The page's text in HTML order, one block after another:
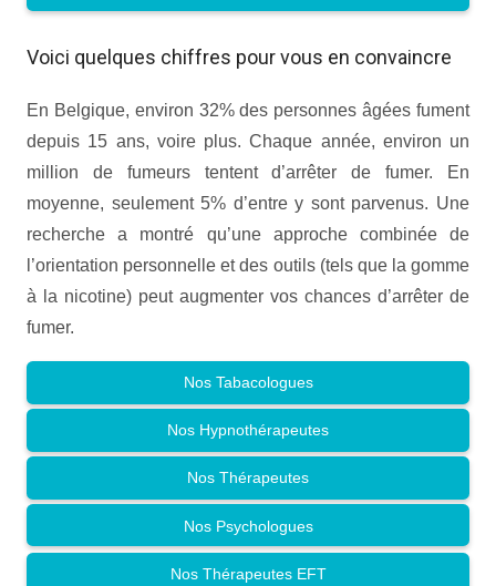
Voici quelques chiffres pour vous en convaincre
En Belgique, environ 32% des personnes âgées fument
depuis 15 ans, voire plus. Chaque année, environ un
million de fumeurs tentent d’arrêter de fumer. En
moyenne, seulement 5% d’entre y sont parvenus. Une
recherche a montré qu’une approche combinée de
l’orientation personnelle et des outils (tels que la gomme
à la nicotine) peut augmenter vos chances d’arrêter de
fumer.
Nos Tabacologues
Nos Hypnothérapeutes
Nos Thérapeutes
Nos Psychologues
Nos Thérapeutes EFT